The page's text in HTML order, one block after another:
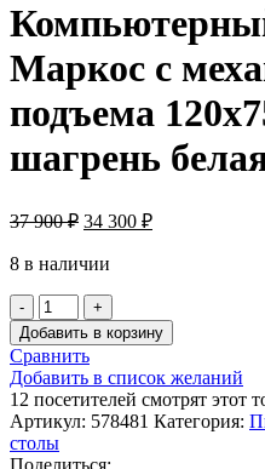
Маркос с
подъема
шагрень
37 900₽ 34 300 ₽
8 в наличии
Количество
товара
Компьютерный
стол
Notta
Маркос
с
механизмом
Добавить в корзину
Сравнить
Добавить в список желаний
12 посетителей смотрят этот
Артикул: 578481 Категория:
столы
Поделиться: